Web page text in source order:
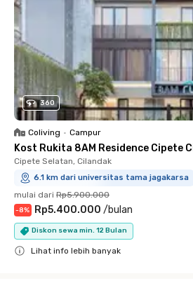
360
Coliving • Campur
Kost Rukita 8AM Residence Cipete
Cipete Selatan, Cilandak
6.1 km dari universitas tama jagakarsa
mulai dari Rp5.900.000
-8% Rp5.400.000 /bulan
Diskon sewa min. 12 Bulan
Lihat info lebih banyak